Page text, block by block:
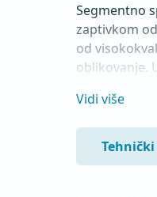
Segmentno
zaptivkom
od
oblikovanje.
Vidi više